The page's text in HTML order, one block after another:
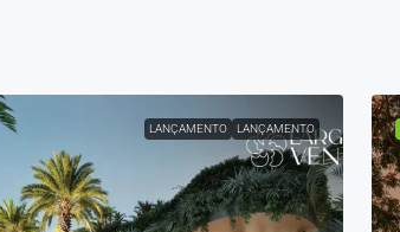
LANÇAMENTO LANÇAMENTO